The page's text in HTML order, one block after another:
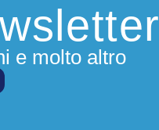
e molto altro